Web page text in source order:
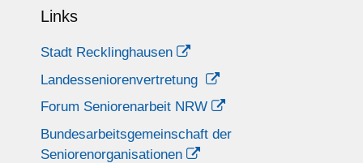
Links
Stadt Recklinghausen
Landesseniorenvertretung
Forum Seniorenarbeit NRW
Bundesarbeitsgemeinschaft der
Seniorenorganisationen